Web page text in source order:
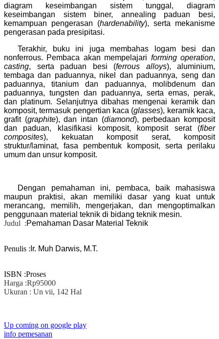
diagram keseimbangan sistem tunggal, diagram
keseimbangan sistem biner, annealing paduan besi,
kemampuan pengerasan (hardenability), serta mekanisme
pengerasan pada presipitasi.
Terakhir, buku ini juga membahas logam besi dan
nonferrous. Pembaca akan mempelajari forming operation,
casting, serta paduan besi (ferrous alloys), aluminium,
tembaga dan paduannya, nikel dan paduannya, seng dan
paduannya, titanium dan paduannya, molibdenum dan
paduannya, tungsten dan paduannya, serta emas, perak,
dan platinum. Selanjutnya dibahas mengenai keramik dan
komposit, termasuk pengertian kaca (glasses), keramik kaca,
grafit (graphite), dan intan (diamond), perbedaan komposit
dan paduan, klasifikasi komposit, komposit serat (fiber
composites), kekuatan komposit serat, komposit
struktur/laminat, fasa pembentuk komposit, serta perilaku
umum dan unsur komposit.
Dengan pemahaman ini, pembaca, baik mahasiswa
maupun praktisi, akan memiliki dasar yang kuat untuk
merancang, memilih, mengerjakan, dan mengoptimalkan
penggunaan material teknik di bidang teknik mesin.
Judul :Pemahaman Dasar Material Teknik
Penulis : Ir. Muh Darwis, M.T.
ISBN :Proses
Harga :Rp95000
Ukuran : Un vii, 142 Hal
Up coming on google play
info pemesanan